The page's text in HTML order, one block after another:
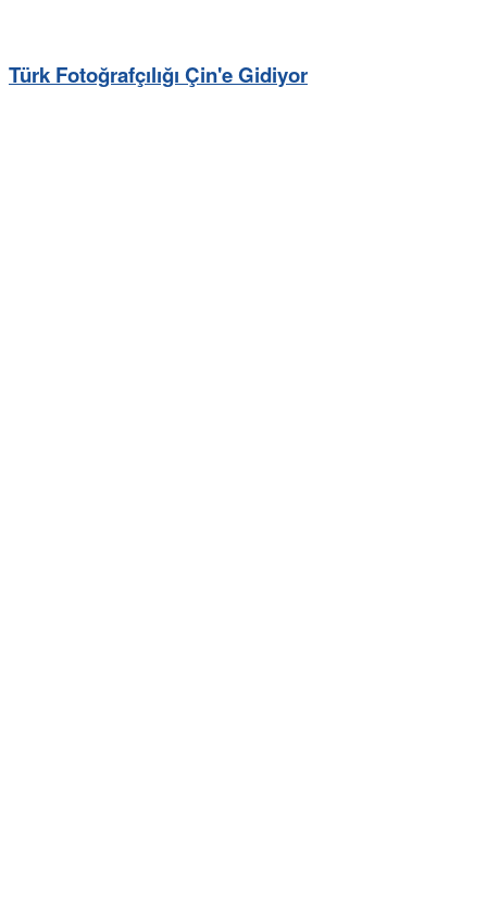
Türk Fotoğrafçılığı Çin'e Gidiyor